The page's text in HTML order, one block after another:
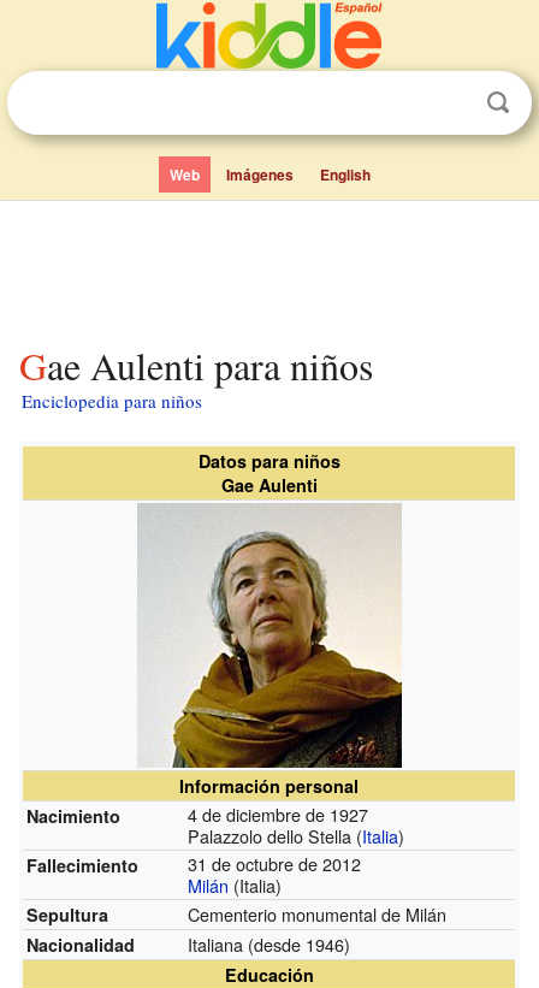
Web Imágenes English
Gae Aulenti para niños
Enciclopedia para niños
Datos para niños
Gae Aulenti
Información personal
Nacimiento
4 de diciembre de 1927
Palazzolo dello Stella (Italia)
Fallecimiento
31 de octubre de 2012
Milán (Italia)
Sepultura Cementerio monumental de Milán
Nacionalidad Italiana (desde 1946)
Educación